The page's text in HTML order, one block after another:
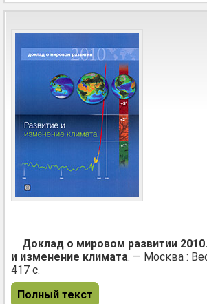
Доклад о мировом развитии
и изменение климата. — Москва :
417 с.
Полный текст